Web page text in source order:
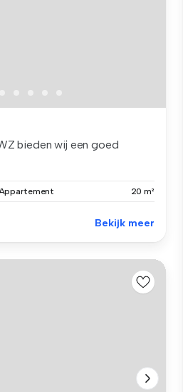
bieden wij een goed
20 m²
Bekijk meer